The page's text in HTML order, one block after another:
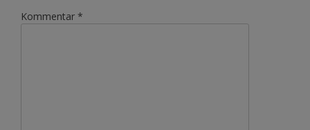
Kommentar *